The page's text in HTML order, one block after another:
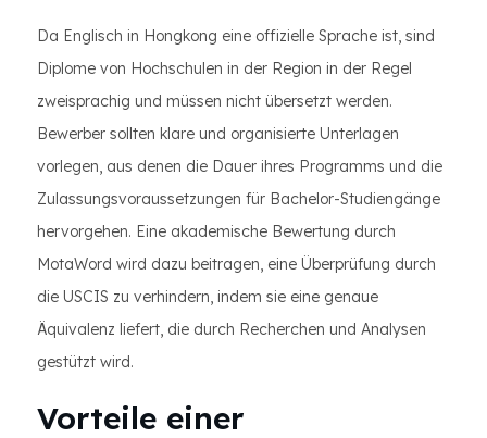
Da Englisch in Hongkong eine offizielle Sprache ist, sind
Diplome von Hochschulen in der Region in der Regel
zweisprachig und müssen nicht übersetzt werden.
Bewerber sollten klare und organisierte Unterlagen
vorlegen, aus denen die Dauer ihres Programms und die
Zulassungsvoraussetzungen für Bachelor-Studiengänge
hervorgehen. Eine akademische Bewertung durch
MotaWord wird dazu beitragen, eine Überprüfung durch
die USCIS zu verhindern, indem sie eine genaue
Äquivalenz liefert, die durch Recherchen und Analysen
gestützt wird.
Vorteile einer